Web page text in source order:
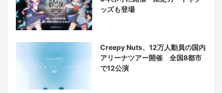
ッズも登場
Creepy Nuts、12万人動員の国内
アリーナツアー開催 全国8都市
で12公演